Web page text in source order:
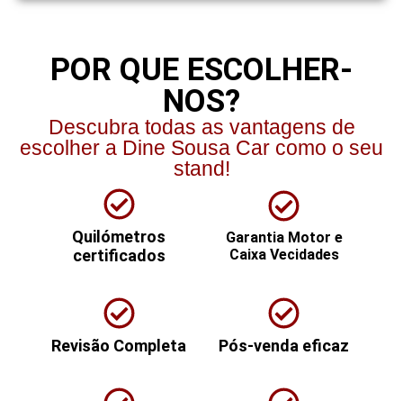
POR QUE ESCOLHER-
NOS?
Descubra todas as vantagens de
escolher a Dine Sousa Car como o seu
stand!
Quilómetros
certificados
Garantia Motor e
Caixa Vecidades
Revisão Completa Pós-venda eficaz